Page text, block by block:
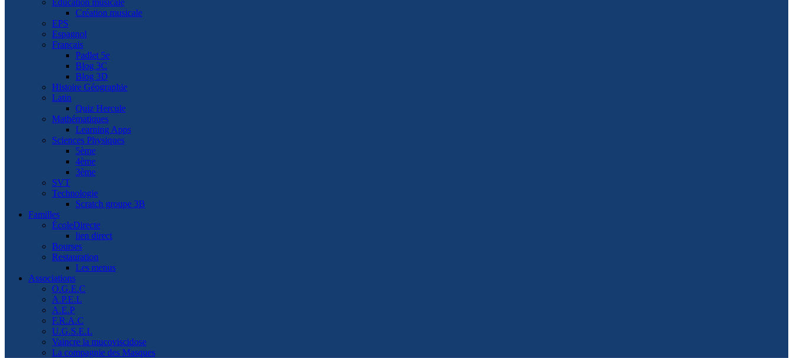
Education musicale
Création musicale
EPS
Espagnol
Français
Padlet 5e
Blog 3C
Blog 3D
Histoire Géographie
Latin
Quiz Hercule
Mathématiques
Learning Apps
Sciences Physiques
5ème
4ème
3ème
SVT
Technologie
Scratch groupe 3B
Familles
ÉcoleDirecte
lien direct
Bourses
Restauration
Les menus
Associations
O.G.E.C
A.P.E.L
A.E.P
F.R.A.C
U.G.S.E.L
Vaincre la mucoviscidose
La compagnie des Masques